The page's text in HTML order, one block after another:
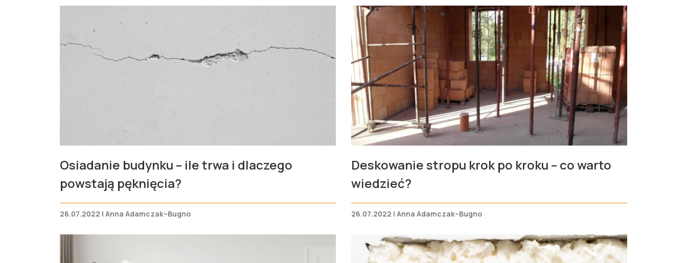
Osiadanie budynku – ile trwa i dlaczego
powstają pęknięcia?
26.07.2022 | Anna Adamczak–Bugno
Deskowanie stropu krok po kroku – co warto
wiedzieć?
26.07.2022 | Anna Adamczak–Bugno